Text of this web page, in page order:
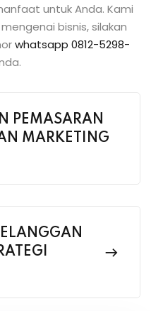
untuk Anda. Kami
bisnis, silakan
whatsapp 0812-5298-
PEMASARAN
MARKETING